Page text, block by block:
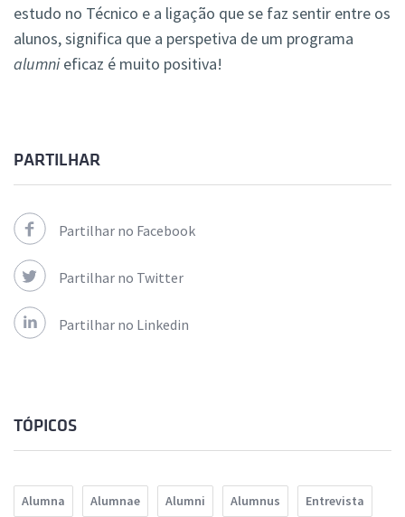
estudo no Técnico e a ligação que se faz sentir entre os
alunos, significa que a perspetiva de um programa
alumnieficaz é muito positiva!
PARTILHAR
Partilhar no Facebook
Partilhar no Twitter
Partilhar no Linkedin
TÓPICOS
Alumna Alumnae Alumni Alumnus Entrevista